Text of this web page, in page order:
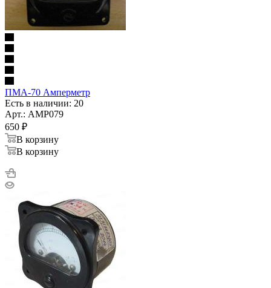
ПМА-70 Амперметр
Есть в наличии: 20
Арт.: AMP079
650 ₽
В корзину
В корзину